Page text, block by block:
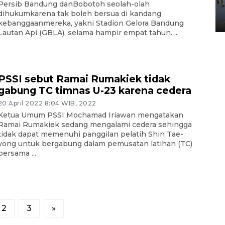
Bandung danBobotoh seolah-olah
tak boleh bersua di kandang
yakni Stadion Gelora Bandung
Api (GBLA), selama hampir empat tahun. ...
sebut Ramai Rumakiek tidak
TC timnas U-23 karena cedera
April 2022 8:04 WIB, 2022
Umum PSSI Mochamad Iriawan mengatakan
Rumakiek sedang mengalami cedera sehingga
dapat memenuhi panggilan pelatih Shin Tae-
untuk bergabung dalam pemusatan latihan (TC)
...
2 3 »
Yogyakarta
02 April 2026 12:51 WIB